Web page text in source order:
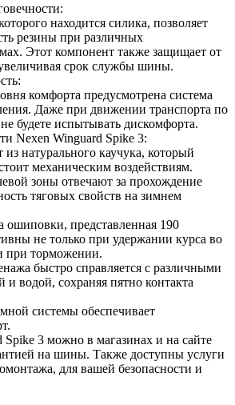
находится силика, позволяет
резины при различных
Этот компонент также защищает от
срок службы шины.
комфорта предусмотрена система
Даже при движении транспорта по
будете испытывать дискомфорта.
Nexen Winguard Spike 3:
из натурального каучука, который
механическим воздействиям.
зоны отвечают за прохождение
тяговых свойств на зимнем
ошиповки, представленная 190
не только при удержании курса во
при торможении.
быстро справляется с различными
и водой, сохраняя пятно контакта
системы обеспечивает
3 можно в магазинах и на сайте
на шины. Также доступны услуги
для вашей безопасности и